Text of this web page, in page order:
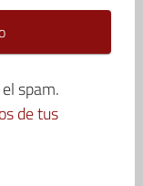
spam.
de tus